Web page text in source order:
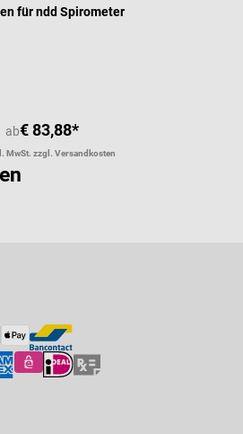
für ndd Spirometer
ab€ 83,88*
MwSt. zzgl. Versandkosten